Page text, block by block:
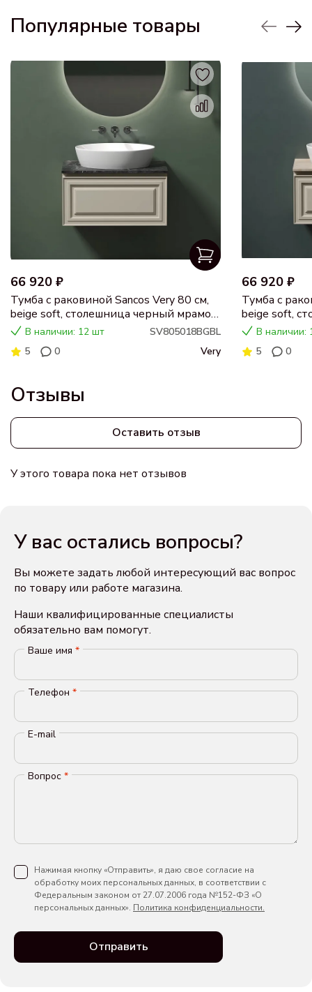
Популярные товары
66 920 ₽
Тумба с раковиной Sancos Very 80 см,
beige soft, столешница черный мрамор,
раковина CN5018
В наличии: 12 шт
SV805018BGBL
5
0 Very
66 920 ₽
Тумба с
beige soft,
раковина
В наличии:
5
0
Отзывы
Оставить отзыв
У этого товара пока нет отзывов
У вас остались вопросы?
Вы можете задать любой интересующий вас вопрос
по товару или работе магазина.
Наши квалифицированные специалисты
обязательно вам помогут.
Ваше имя *
Телефон *
E-mail
Вопрос *
Нажимая кнопку «Отправить», я даю свое согласие на
обработку моих персональных данных, в соответствии с
Федеральным законом от 27.07.2006 года №152-ФЗ «О
персональных данных». Политика конфиденциальности.
Отправить